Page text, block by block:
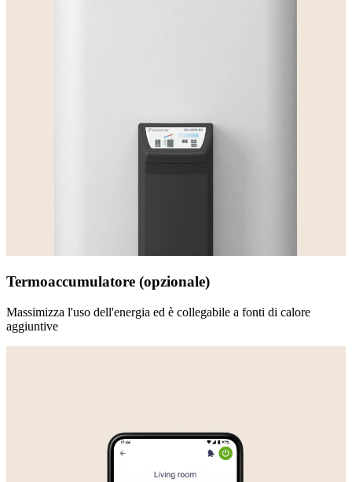
Termoaccumulatore (opzionale)
Massimizza l'uso dell'energia ed è collegabile a fonti di calore
aggiuntive